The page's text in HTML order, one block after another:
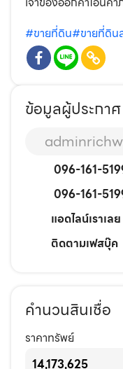
#ขายที่ดิน#ขายที่ดิน
ข้อมูลผู้ประกาศ
096-161-
096-161-
แอดไลน์เราเลย
ติดตามเฟสบุ๊ค
คำนวนสินเชื่อ
ราคาทรัพย์